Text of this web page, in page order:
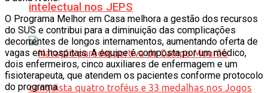
intelectual nos JEPS
O Programa Melhor em Casa melhora a gestão dos recursos
do SUS e contribui para a diminuição das complicações
decorrentes de longos internamentos, aumentando oferta de
vagas em hospitais. A equipe é composta por um médico,
dois enfermeiros, cinco auxiliares de enfermagem e um
fisioterapeuta, que atendem os pacientes conforme protocolo
do programa.